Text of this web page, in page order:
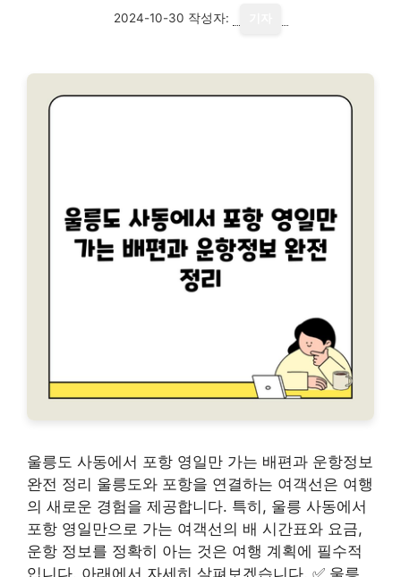
2024-10-30 작성자:
울릉도 사동에서 포항 영일만 가는 배편과 운항정보
완전 정리 울릉도와 포항을 연결하는 여객선은 여행
의 새로운 경험을 제공합니다. 특히, 울릉 사동에서
포항 영일만으로 가는 여객선의 배 시간표와 요금,
운항 정보를 정확히 아는 것은 여행 계획에 필수적
입니다. 아래에서 자세히 살펴보겠습니다. ✅ 울릉